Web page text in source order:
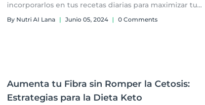
incorporarlos en tus recetas diarias para maximizar tu
salud y bienestar.
By Nutri AI Lana | Junio 05, 2024 | 0 Comments
Aumenta tu Fibra sin Romper la Cetosis:
Estrategias para la Dieta Keto